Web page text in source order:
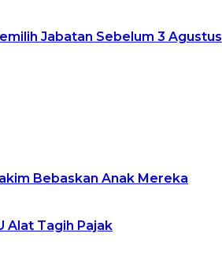
Jabatan Sebelum 3 Agustus
Bebaskan Anak Mereka
Alat Tagih Pajak